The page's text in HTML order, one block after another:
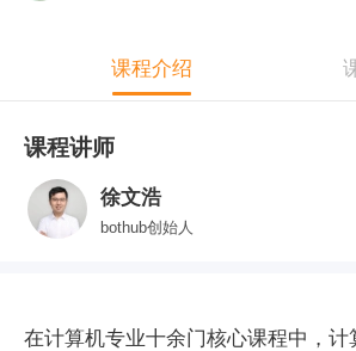
课程介绍
课程讲师
徐文浩
bothub创始人
在计算机专业十余门核心课程中，计